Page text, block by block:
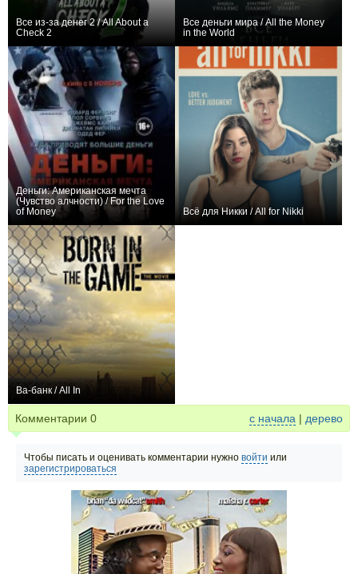
Все из-за денег 2 / All About a
Check 2
Все деньги мира / All the Money
in the World
Деньги: Американская мечта
(Чувство алчности) / For the Love
of Money
Всё для Никки / All for Nikki
Ва-банк / All In
Комментарии 0 с начала | дерево
Чтобы писать и оценивать комментарии нужно войти или
зарегистрироваться